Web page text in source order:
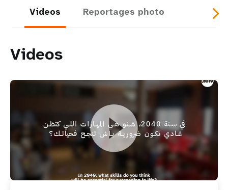
Videos Reportages photo
Videos
Le monde en 2040 : ce que les jeunes veulent vraiment